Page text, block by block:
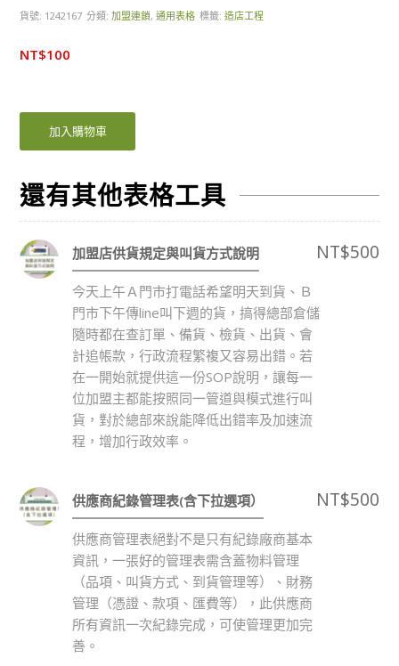
貨號: 1242167 分類:加盟連鎖,通用表格 標籤:造店工程
NT$100
加入購物車
還有其他表格工具
加盟店供貨規定與叫貨方式說明 NT$500
今天上午Ａ門市打電話希望明天到貨、Ｂ
門市下午傳line叫下週的貨，搞得總部倉儲
隨時都在查訂單、備貨、檢貨、出貨、會
計追帳款，行政流程繁複又容易出錯。若
在一開始就提供這一份SOP說明，讓每一
位加盟主都能按照同一管道與模式進行叫
貨，對於總部來說能降低出錯率及加速流
程，增加行政效率。
供應商紀錄管理表(含下拉選項） NT$500
供應商管理表絕對不是只有紀錄廠商基本
資訊，一張好的管理表需含蓋物料管理
（品項、叫貨方式、到貨管理等）、財務
管理（憑證、款項、匯費等），此供應商
所有資訊一次紀錄完成，可使管理更加完
善。